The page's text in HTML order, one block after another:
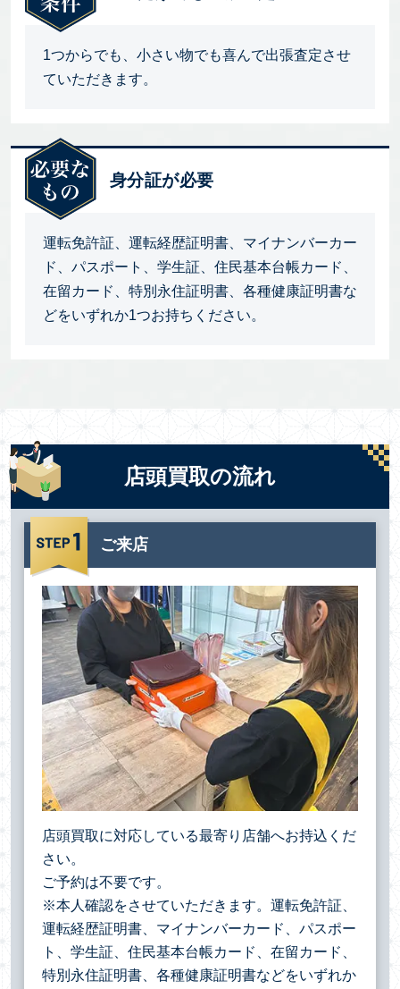
1つからでも、小さい物でも喜んで出張査定させ
ていただきます。
身分証が必要
運転免許証、運転経歴証明書、マイナンバーカー
ド、パスポート、学生証、住民基本台帳カード、
在留カード、特別永住証明書、各種健康証明書な
どをいずれか1つお持ちください。
店頭買取の流れ
ご来店
店頭買取に対応している最寄り店舗へお持込くだ
さい。
ご予約は不要です。
※本人確認をさせていただきます。運転免許証、
運転経歴証明書、マイナンバーカード、パスポー
ト、学生証、住民基本台帳カード、在留カード、
特別永住証明書、各種健康証明書などをいずれか